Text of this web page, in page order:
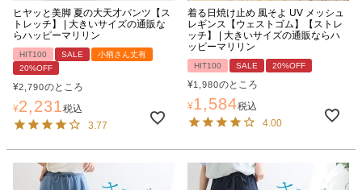
ヒヤッと美脚 夏の大天才パンツ【ス
トレッチ】 | 大きいサイズの通販な
らハッピーマリリン
HIT100 SALE
小柄さん丈有
20%OFF
¥2,790のところ
¥2,231税込
3.77
着る日焼け止め 風そよ UV メッシュ
レギンス【ウェストゴム】【ストレ
ッチ】 | 大きいサイズの通販ならハ
ッピーマリリン
HIT100 SALE 20%OFF
¥1,980のところ
¥1,584税込
4.00